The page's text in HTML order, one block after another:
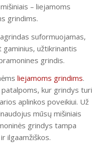
– liejamoms
grindims.
suformuojamas,
užtikrinantis
grindis.
liejamoms grindims.
kur grindys turi
aplinkos poveikiui. Už
mūsų mišiniais
grindys tampa
ilgaamžiškos.